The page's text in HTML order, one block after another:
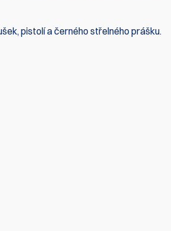
pistolí a černého střelného prášku.